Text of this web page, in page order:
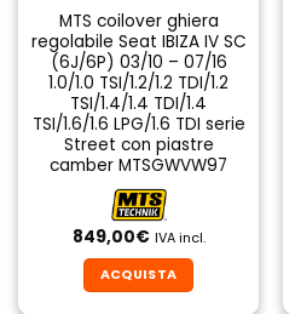
MTS coilover ghiera
regolabile Seat IBIZA IV SC
(6J/6P) 03/10 – 07/16
1.0/1.0 TSI/1.2/1.2 TDI/1.2
TSI/1.4/1.4 TDI/1.4
TSI/1.6/1.6 LPG/1.6 TDI serie
Street con piastre
camber MTSGWVW97
849,00€ IVA incl.
ACQUISTA